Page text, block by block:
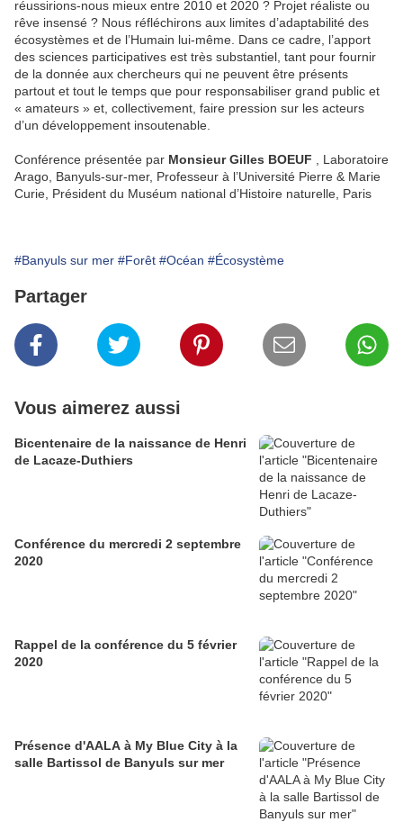
réussirions-nous mieux entre 2010 et 2020 ? Projet réaliste ou
rêve insensé ? Nous réfléchirons aux limites d’adaptabilité des
écosystèmes et de l’Humain lui-même. Dans ce cadre, l’apport
des sciences participatives est très substantiel, tant pour fournir
de la donnée aux chercheurs qui ne peuvent être présents
partout et tout le temps que pour responsabiliser grand public et
« amateurs » et, collectivement, faire pression sur les acteurs
d’un développement insoutenable.
Conférence présentée par Monsieur Gilles BOEUF , Laboratoire
Arago, Banyuls-sur-mer, Professeur à l’Université Pierre & Marie
Curie, Président du Muséum national d’Histoire naturelle, Paris
#Banyuls sur mer #Forêt #Océan #Écosystème
Partager
Vous aimerez aussi
Bicentenaire de la naissance de Henri
de Lacaze-Duthiers
Conférence du mercredi 2 septembre
2020
Rappel de la conférence du 5 février
2020
Présence d'AALA à My Blue City à la
salle Bartissol de Banyuls sur mer